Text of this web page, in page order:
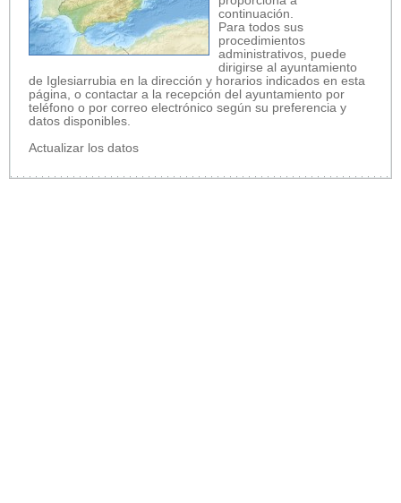
continuación.
Para todos sus
procedimientos
administrativos, puede
dirigirse al ayuntamiento
de Iglesiarrubia en la dirección y horarios indicados en esta
página, o contactar a la recepción del ayuntamiento por
teléfono o por correo electrónico según su preferencia y
datos disponibles.
Actualizar los datos